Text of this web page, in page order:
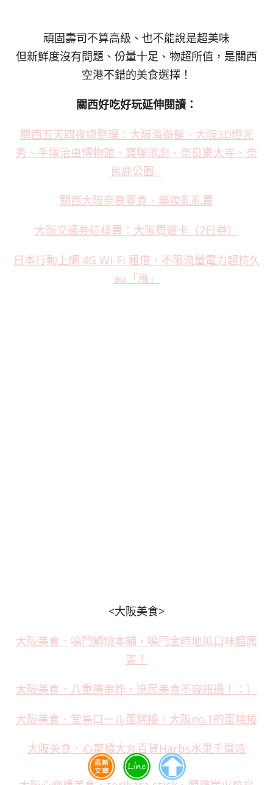
頑固壽司不算高級、也不能說是超美味
但新鮮度沒有問題、份量十足、物超所值，是關西
空港不錯的美食選擇！
關西好吃好玩延伸閱讀：
關西五天四夜總整理：大阪海遊館、大阪3D燈光
秀、手塚治虫博物館、寶塚歌劇、奈良東大寺、奈
良鹿公園…
關西大阪奈良零食、藥妝亂亂買
大阪交通券這樣買：大阪周遊卡（2日券）
日本行動上網 4G Wi-Fi 租借，不限流量電力超持久
au「嵐」
<大阪美食>
大阪美食．鳴門鯛燒本舖，鳴門金時地瓜口味超厲
害！
大阪美食．八重勝串炸，庶民美食不容錯過！：）
大阪美食．堂島ロール蛋糕捲，大阪no.1的蛋糕捲
大阪美食．心齋橋大丸百貨Harbs水果千層派